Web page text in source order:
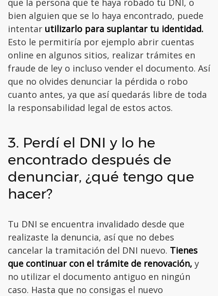
que la persona que te haya robado tu DNI, o
bien alguien que se lo haya encontrado, puede
intentar utilizarlo para suplantar tu identidad.
Esto le permitiría por ejemplo abrir cuentas
online en algunos sitios, realizar trámites en
fraude de ley o incluso vender el documento. Así
que no olvides denunciar la pérdida o robo
cuanto antes, ya que así quedarás libre de toda
la responsabilidad legal de estos actos.
3. Perdí el DNI y lo he
encontrado después de
denunciar, ¿qué tengo que
hacer?
Tu DNI se encuentra invalidado desde que
realizaste la denuncia, así que no debes
cancelar la tramitación del DNI nuevo. Tienes
que continuar con el trámite de renovación, y
no utilizar el documento antiguo en ningún
caso. Hasta que no consigas el nuevo